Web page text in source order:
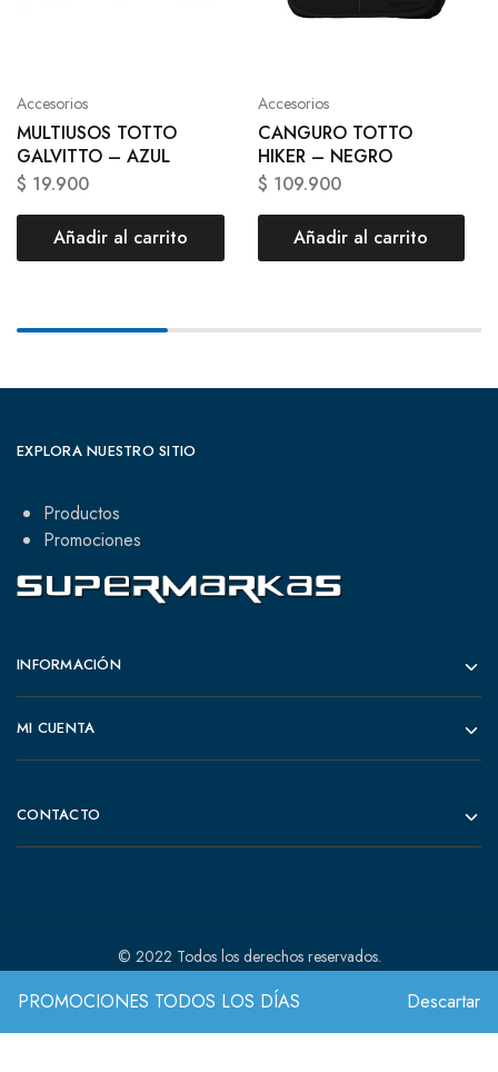
PROMOCIONES TODOS LOS DÍAS Descartar
Accesorios
MULTIUSOS TOTTO
GALVITTO – AZUL
$ 19.900
Añadir al carrito
Accesorios
CANGURO TOTTO
HIKER – NEGRO
$ 109.900
Añadir al carrito
EXPLORA NUESTRO SITIO
Productos
Promociones
INFORMACIÓN
MI CUENTA
CONTACTO
© 2022 Todos los derechos reservados.